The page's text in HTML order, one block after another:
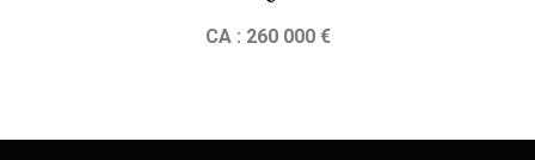
CA : 260 000 €